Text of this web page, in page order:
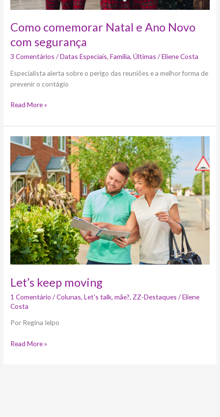
Como comemorar Natal e Ano Novo
com segurança
3 Comentários /Datas Especiais,Família,Últimas /Eliene Costa
Especialista alerta sobre o perigo das reuniões e a melhor forma de
prevenir o contágio
Read More »
Let’s keep moving
1 Comentário /Colunas,Let's talk, mãe?, ZZ-Destaques /Eliene
Costa
Por Regina Ielpo
Let’s
keep
moving
Read More »